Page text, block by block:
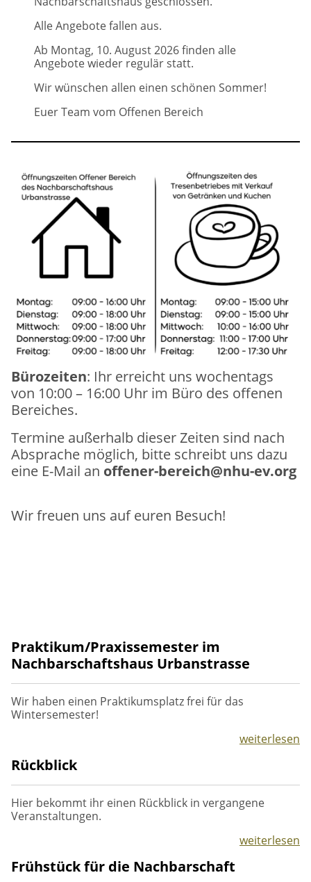
Alle Angebote fallen aus.
Ab Montag, 10. August 2026 finden alle
Angebote wieder regulär statt.
Wir wünschen allen einen schönen Sommer!
Euer Team vom Offenen Bereich
Bürozeiten: Ihr erreicht uns wochentags
von 10:00 – 16:00 Uhr im Büro des offenen
Bereiches.
Termine außerhalb dieser Zeiten sind nach
Absprache möglich, bitte schreibt uns dazu
eine E-Mail an offener-bereich@nhu-ev.org
Wir freuen uns auf euren Besuch!
Praktikum/Praxissemester im
Nachbarschaftshaus Urbanstrasse
Wir haben einen Praktikumsplatz frei für das
Wintersemester!
weiterlesen
Rückblick
Hier bekommt ihr einen Rückblick in vergangene
Veranstaltungen.
weiterlesen
Frühstück für die Nachbarschaft